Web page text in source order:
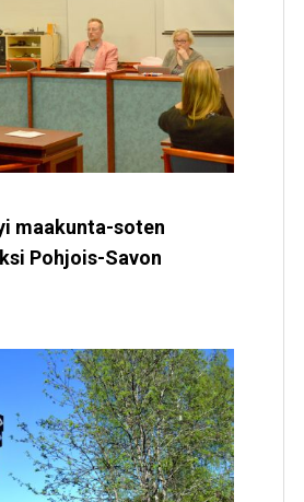
maakunta-soten
Pohjois-Savon